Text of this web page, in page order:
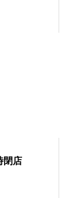
閉店